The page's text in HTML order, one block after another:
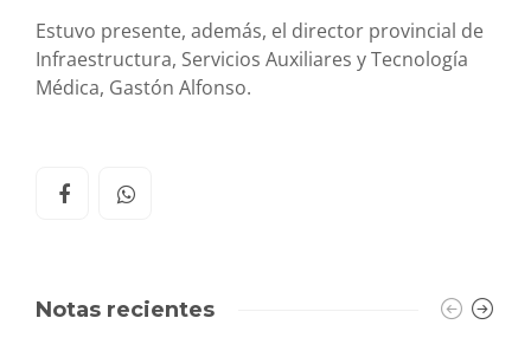
Estuvo presente, además, el director provincial de
Infraestructura, Servicios Auxiliares y Tecnología
Médica, Gastón Alfonso.
Notas recientes